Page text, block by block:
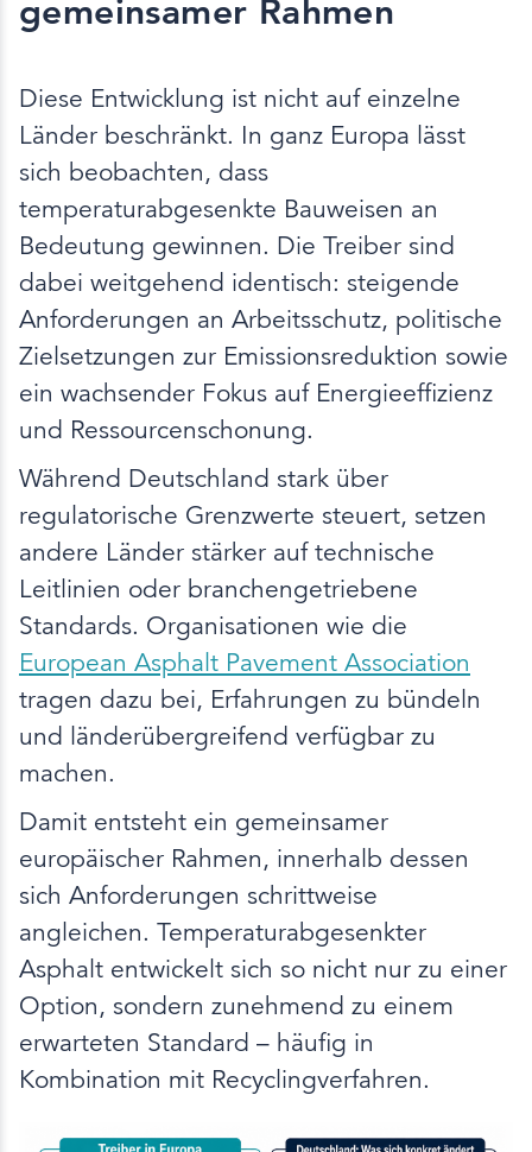
gemeinsamer Rahmen
Diese Entwicklung ist nicht auf einzelne
Länder beschränkt. In ganz Europa lässt
sich beobachten, dass
temperaturabgesenkte Bauweisen an
Bedeutung gewinnen. Die Treiber sind
dabei weitgehend identisch: steigende
Anforderungen an Arbeitsschutz, politische
Zielsetzungen zur Emissionsreduktion sowie
ein wachsender Fokus auf Energieeffizienz
und Ressourcenschonung.
Während Deutschland stark über
regulatorische Grenzwerte steuert, setzen
andere Länder stärker auf technische
Leitlinien oder branchengetriebene
Standards. Organisationen wie die
European Asphalt Pavement Association
tragen dazu bei, Erfahrungen zu bündeln
und länderübergreifend verfügbar zu
machen.
Damit entsteht ein gemeinsamer
europäischer Rahmen, innerhalb dessen
sich Anforderungen schrittweise
angleichen. Temperaturabgesenkter
Asphalt entwickelt sich so nicht nur zu einer
Option, sondern zunehmend zu einem
erwarteten Standard – häufig in
Kombination mit Recyclingverfahren.